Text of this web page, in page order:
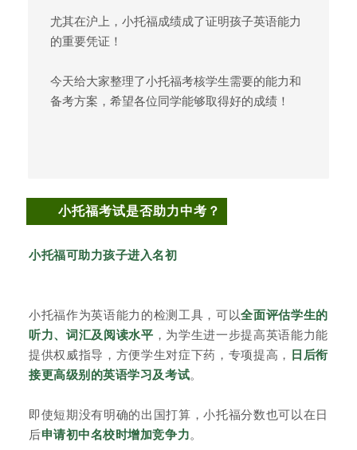
尤其在沪上，小托福成绩成了证明孩子英语能力
的重要凭证！
今天给大家整理了小托福考核学生需要的能力和
备考方案，希望各位同学能够取得好的成绩！
小托福考试是否助力中考？
小托福可助力孩子进入名初
小托福作为英语能力的检测工具，可以全面评估学生的
听力、词汇及阅读水平 ，为学生进一步提高英语能力能
提供权威指导，方便学生对症下药，专项提高， 日后衔
接更高级别的英语学习及考试。
即使短期没有明确的出国打算，小托福分数也可以在日
后申请初中名校时增加竞争力。